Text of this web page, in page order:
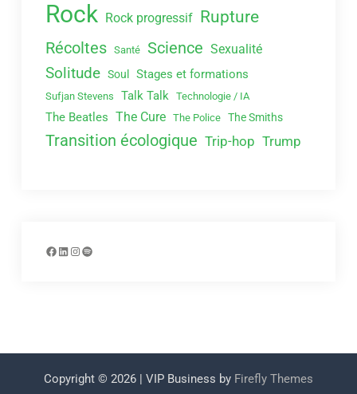
Rock Rock progressif Rupture
Récoltes Santé Science Sexualité
Solitude Soul Stages et formations
Sufjan Stevens Talk Talk Technologie / IA
The Beatles The Cure The Police The Smiths
Transition écologique Trip-hop Trump
Facebook
LinkedIn
Instagram
Spotify
Copyright © 2026 | VIP Business by Firefly Themes